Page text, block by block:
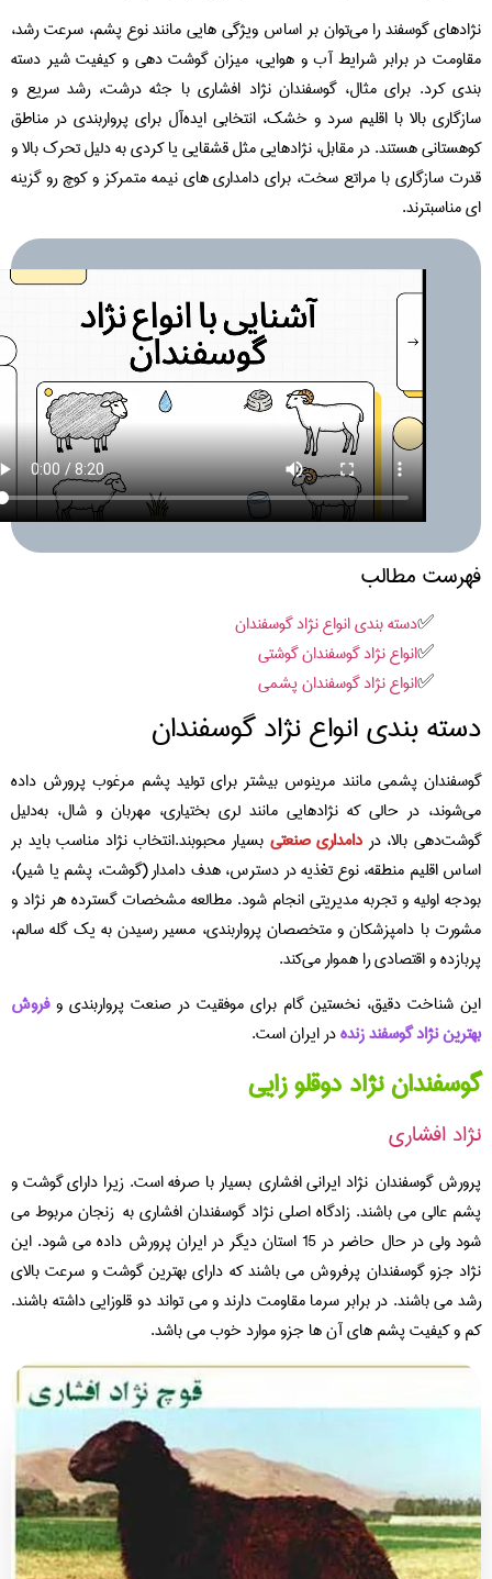
گوسفند را می‌توان بر اساس ویژگی‌ هایی مانند نوع پشم، سرعت رشد،
در برابر شرایط آب‌ و هوایی، میزان گوشت‌ دهی و کیفیت شیر دسته‌
کرد. برای مثال، گوسفندان نژاد افشاری با جثه درشت، رشد سریع و
بالا با اقلیم سرد و خشک، انتخابی ایده‌آل برای پرواربندی در مناطق
هستند. در مقابل، نژادهایی مثل قشقایی یا کردی به دلیل تحرک بالا و
سازگاری با مراتع سخت، برای دامداری‌ های نیمه‌ متمرکز و کوچ‌ رو گزینه‌
مناسبترند.
مطالب
دسته بندی انواع نژاد گوسفندان
انواع نژاد گوسفندان گوشتی
انواع نژاد گوسفندان پشمی
بندی انواع نژاد گوسفندان
پشمی مانند مرینوس بیشتر برای تولید پشم مرغوب پرورش داده
در حالی که نژادهایی مانند لری بختیاری، مهربان و شال، به‌دلیل
بالا، دردامداری صنعتیبسیار محبوبند.انتخاب نژاد مناسب باید بر
اقلیم منطقه، نوع تغذیه در دسترس، هدف دامدار (گوشت، پشم یا شیر)،
اولیه و تجربه مدیریتی انجام شود. مطالعه مشخصات گسترده هر نژاد و
با دامپزشکان و متخصصان پرواربندی، مسیر رسیدن به یک گله سالم،
و اقتصادی را هموار می‌کند.
شناخت دقیق، نخستین گام برای موفقیت در صنعت پرواربندی وفروش
نژاد گوسفند زندهدر ایران است.
نژاد دوقلو زایی
افشاری
گوسفندان نژاد ایرانی افشاری بسیار با صرفه است. زیرا دارای گوشت و
عالی می باشند. زادگاه اصلی نژاد گوسفندان افشاری به زنجان مربوط می
شود ولی در حال حاضر در 15 استان دیگر در ایران پرورش داده می شود. این
جزو گوسفندان پرفروش می باشند که دارای بهترین گوشت و سرعت بالای
می باشند. در برابر سرما مقاومت دارند و می تواند دو قلوزایی داشته باشند.
و کیفیت پشم های آن ها جزو موارد خوب می باشد.